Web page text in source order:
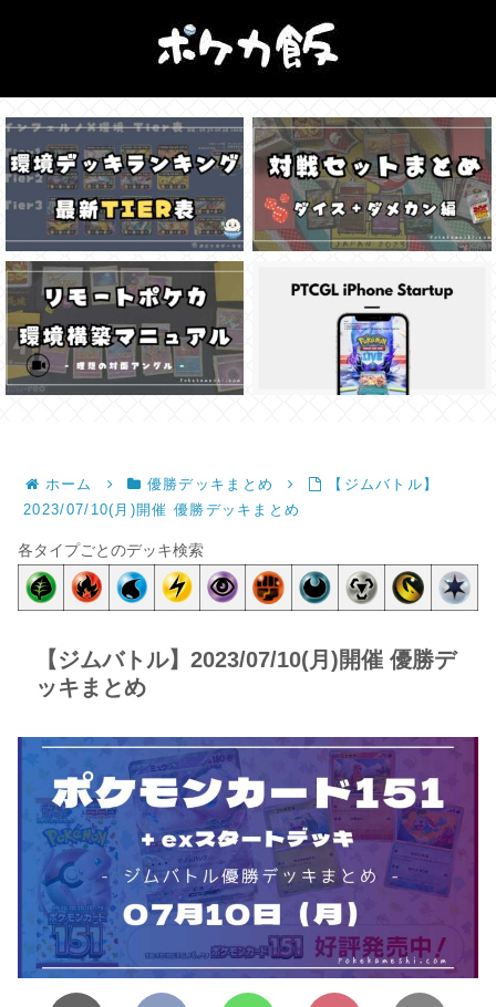
ホーム 優勝デッキまとめ
【ジムバトル】
2023/07/10(月)開催 優勝デッキまとめ
各タイプごとのデッキ検索
【ジムバトル】2023/07/10(月)開催 優勝デ
ッキまとめ